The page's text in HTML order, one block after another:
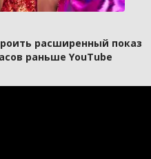
расширенный показ
раньше YouTube